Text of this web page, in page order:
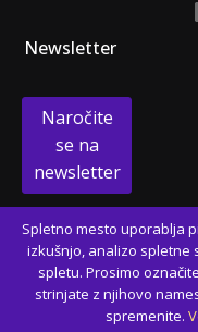
Newsletter
Naročite
se na
newsletter
© pmi-
Spletno mesto uporablja
izkušnjo, analizo spletne
spletu. Prosimo
strinjate z njihovo
spremenite.